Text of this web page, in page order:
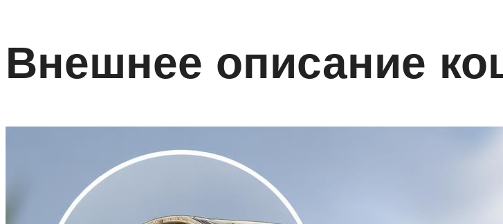
Внешнее описание